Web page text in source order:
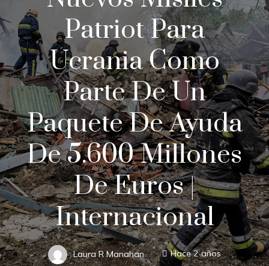
Patriot Para
Ucrania Como
Parte De Un
Paquete De Ayuda
De 5.600 Millones
De Euros |
Internacional
Laura R Manahan Hace 2 años